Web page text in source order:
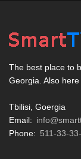
The best place to
Georgia. Also
Tbilisi, Goergia
Email:
Phone: 511-33-